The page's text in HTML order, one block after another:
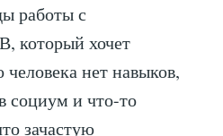
работы с
который хочет
человека нет навыков,
социум и что-то
зачастую